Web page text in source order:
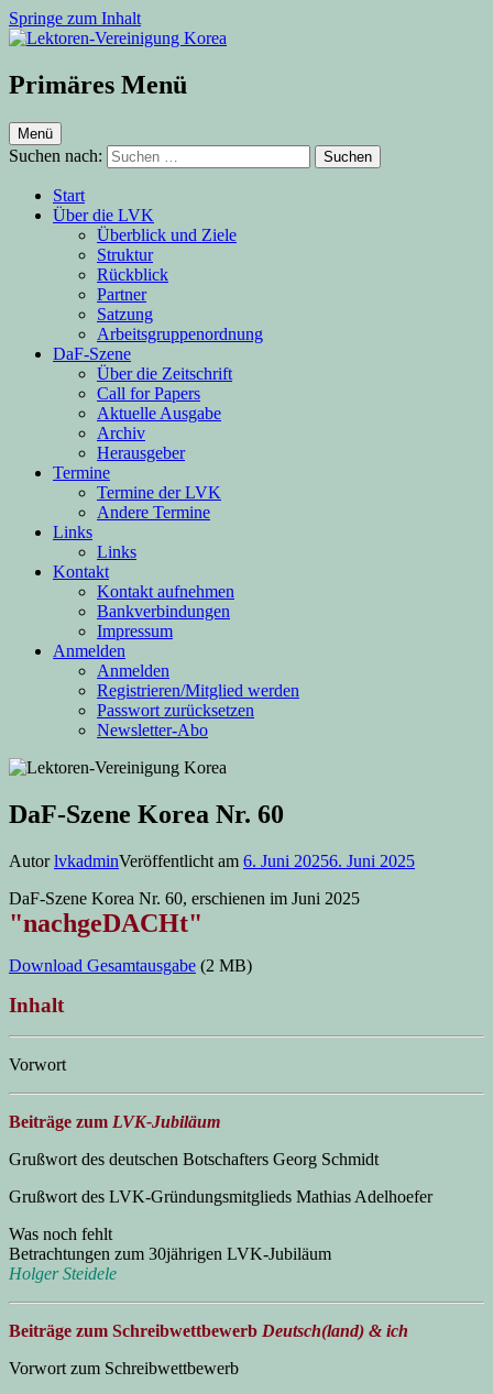
Springe zum Inhalt
Lektoren-Vereinigung Korea
Primäres Menü
Menü
Suchen nach:
Start
Über die LVK
Überblick und Ziele
Struktur
Rückblick
Partner
Satzung
Arbeitsgruppenordnung
DaF-Szene
Über die Zeitschrift
Call for Papers
Aktuelle Ausgabe
Archiv
Herausgeber
Termine
Termine der LVK
Andere Termine
Links
Links
Kontakt
Kontakt aufnehmen
Bankverbindungen
Impressum
Anmelden
Anmelden
Registrieren/Mitglied werden
Passwort zurücksetzen
Newsletter-Abo
DaF-Szene Korea Nr. 60
AutorlvkadminVeröffentlicht am 6. Juni 20256. Juni 2025
DaF-Szene Korea Nr. 60, erschienen im Juni 2025
"nachgeDACHt"
Download Gesamtausgabe (2 MB)
Inhalt
Vorwort
Beiträge zum LVK-Jubiläum
Grußwort des deutschen Botschafters Georg Schmidt
Grußwort des LVK-Gründungsmitglieds Mathias Adelhoefer
Was noch fehlt
Betrachtungen zum 30jährigen LVK-Jubiläum
Holger Steidele
Beiträge zum Schreibwettbewerb Deutsch(land) & ich
Vorwort zum Schreibwettbewerb